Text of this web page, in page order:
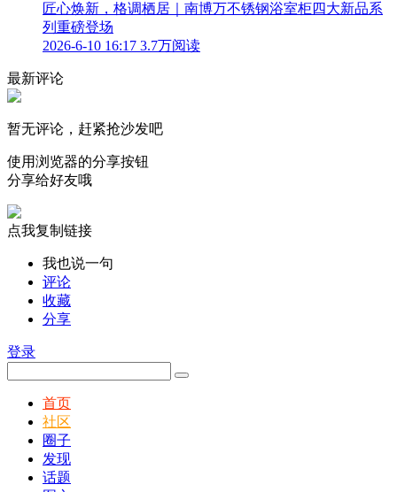
匠心焕新，格调栖居｜南博万不锈钢浴室柜四大新品系
列重磅登场
2026-6-10 16:17 3.7万阅读
最新评论
暂无评论，赶紧抢沙发吧
使用浏览器的分享按钮
分享给好友哦
点我复制链接
我也说一句
评论
收藏
分享
登录
首页
社区
圈子
发现
话题